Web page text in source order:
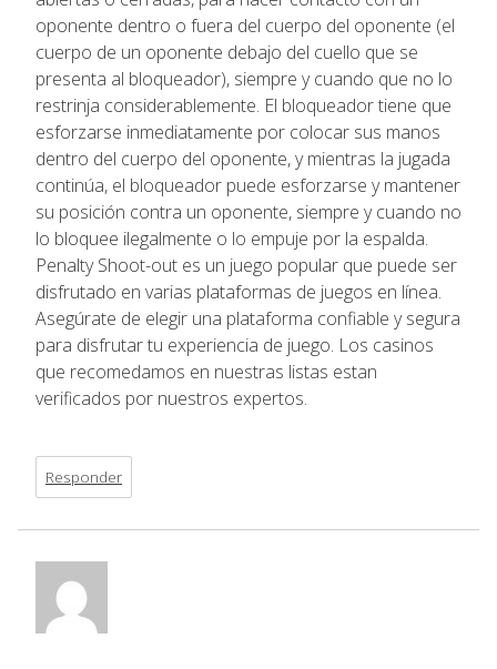
oponente dentro o fuera del cuerpo del oponente (el
cuerpo de un oponente debajo del cuello que se
presenta al bloqueador), siempre y cuando que no lo
restrinja considerablemente. El bloqueador tiene que
esforzarse inmediatamente por colocar sus manos
dentro del cuerpo del oponente, y mientras la jugada
continúa, el bloqueador puede esforzarse y mantener
su posición contra un oponente, siempre y cuando no
lo bloquee ilegalmente o lo empuje por la espalda.
Penalty Shoot-out es un juego popular que puede ser
disfrutado en varias plataformas de juegos en línea.
Asegúrate de elegir una plataforma confiable y segura
para disfrutar tu experiencia de juego. Los casinos
que recomedamos en nuestras listas estan
verificados por nuestros expertos.
Responder